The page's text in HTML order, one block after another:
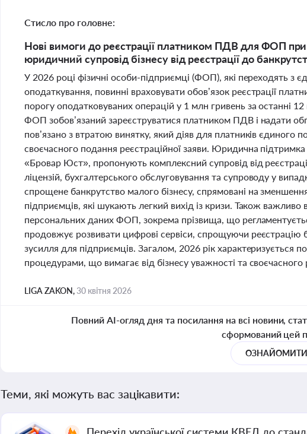
Стисло про головне:
Нові вимоги до реєстрації платником ПДВ для ФОП при
юридичний супровід бізнесу від реєстрації до
У 2026 році фізичні особи-підприємці (ФОП), які переходять з
оподаткування, повинні враховувати обов’язок реєстрації
порогу оподатковуваних операцій у 1 млн гривень за останні
ФОП зобов’язаний зареєструватися платником ПДВ і надати
пов’язано з втратою винятку, який діяв для платників єдиного
своєчасного подання реєстраційної заяви. Юридична
«Бровар Юст», пропонують комплексний супровід від
ліцензій, бухгалтерського обслуговування та супроводу у
спрощене банкрутство малого бізнесу, спрямовані на
підприємців, які шукають легкий вихід із кризи. Також
персональних даних ФОП, зокрема прізвища, що
продовжує розвивати цифрові сервіси, спрощуючи реєстрацію
зусилля для підприємців. Загалом, 2026 рік
процедурами, що вимагає від бізнесу уважності та своєчасного
LIGA ZAKON,30 квітня 2026
Повний AI-огляд дня та посилання на всі новини,
сформований цей
Теми, які можуть вас зацікавити: